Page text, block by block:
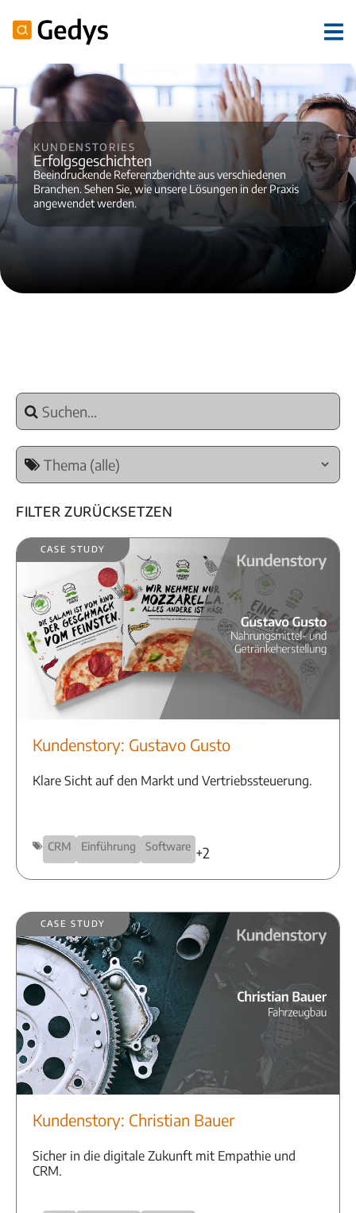
Kundenstories
Erfolgsgeschichten
Beeindruckende Referenzberichte aus verschiedenen
Branchen. Sehen Sie, wie unsere Lösungen in der Praxis
angewendet werden.
Filter zurücksetzen
Case Study
Kundenstory: Gustavo Gusto
Klare Sicht auf den Markt und Vertriebssteuerung.
CRM Einführung Software +2
Case Study
Kundenstory: Christian Bauer
Sicher in die digitale Zukunft mit Empathie und
CRM.